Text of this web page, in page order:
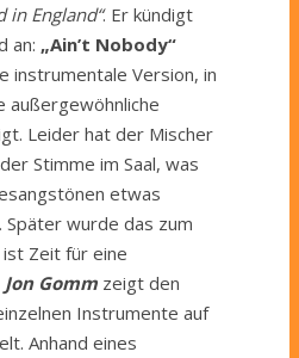
in England“. Er kündigt
an: „Ain’t Nobody“
instrumentale Version, in
außergewöhnliche
Leider hat der Mischer
Stimme im Saal, was
etwas
Später wurde das zum
Zeit für eine
Jon Gomm zeigt den
Instrumente auf
Anhand eines